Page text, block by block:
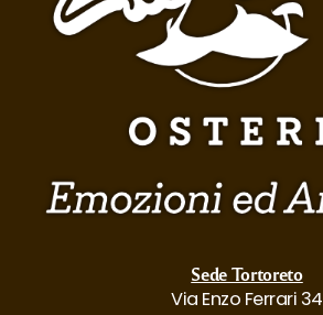
Sede Tortoreto
Via Enzo Ferrari 34